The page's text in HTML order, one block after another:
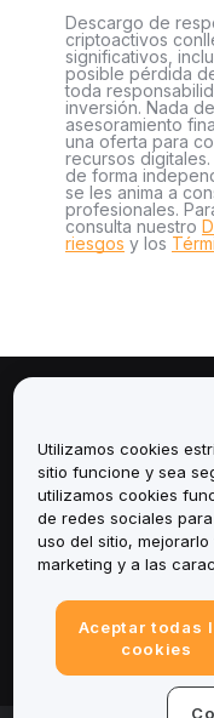
Descargo de
criptoactivos
significativos,
posible pérdida
toda
inversión. Nada
asesoramiento
una oferta para
recursos
de forma
se les anima a
profesionales.
consulta nuestro
riesgos y los
Servicios
Soporte
Utilizamos cookies
sitio funcione y sea
utilizamos cookies
de redes sociales
uso del sitio,
marketing y a las
Aceptar todas
cookies